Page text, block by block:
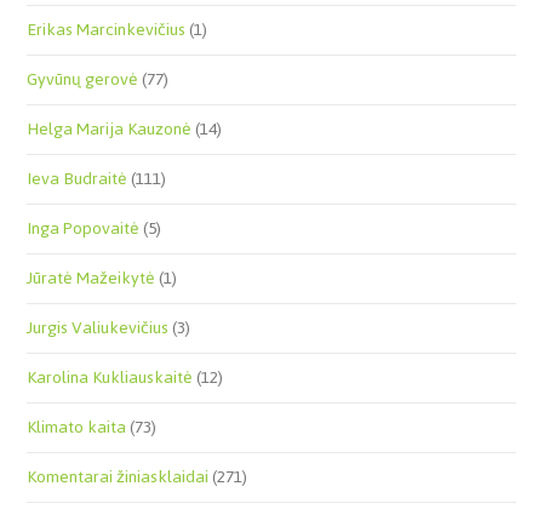
Erikas Marcinkevičius(1)
Gyvūnų gerovė(77)
Helga Marija Kauzonė(14)
Ieva Budraitė(111)
Inga Popovaitė(5)
Jūratė Mažeikytė(1)
Jurgis Valiukevičius(3)
Karolina Kukliauskaitė(12)
Klimato kaita(73)
Komentarai žiniasklaidai(271)